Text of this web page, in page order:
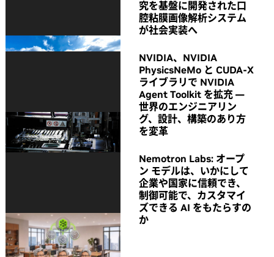
究を基盤に開発された口
腔粘膜画像解析システム
が社会実装へ
NVIDIA、NVIDIA
PhysicsNeMo と CUDA-X
ライブラリで NVIDIA
Agent Toolkit を拡充 ―
世界のエンジニアリン
グ、設計、構築のあり方
を変革
Nemotron Labs: オープ
ン モデルは、いかにして
企業や国家に信頼でき、
制御可能で、カスタマイ
ズできる AI をもたらすの
か